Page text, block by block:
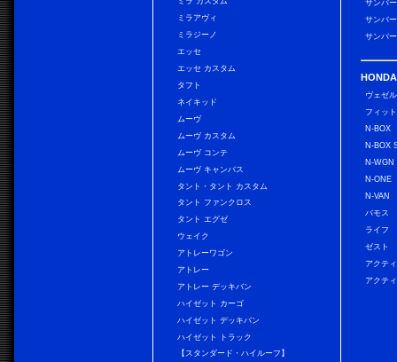
ミラアヴィ
ミラジーノ
エッセ
エッセ カスタム
タフト
ネイキッド
ムーヴ
ムーヴ カスタム
ムーヴ コンテ
ムーヴ キャンバス
タント・タント カスタム
タント ファンクロス
タント エグゼ
ウェイク
アトレーワゴン
アトレー
アトレー デッキバン
ハイゼット カーゴ
ハイゼット デッキバン
ハイゼット トラック
【スタンダード・ハイルーフ】
サンバ
サンバ
サンバ
HONDA
ヴェゼル
フィット
N-BOX
N-BOX
N-WGN
N-ONE
N-VAN
バモス
ライフ
ゼスト
アクテ
アクテ